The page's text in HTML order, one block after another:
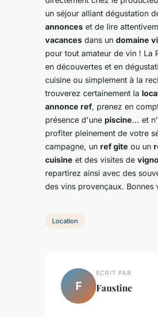
un séjour alliant dégustation
annonces et de lire
vacances dans un domaine
pour tout amateur de vin ! La
en découvertes et en
cuisine ou simplement à la
trouverez certainement la
annonce ref, prenez en
présence d'une piscine... et
profiter pleinement de votre
campagne, un ref gite ou un
cuisine et des visites de
repartirez ainsi avec des
des vins provençaux. Bonnes
Location
F
ECRIT PAR
Faustine